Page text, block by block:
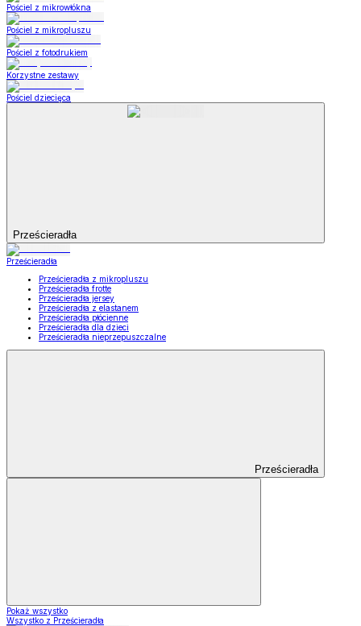
Pościel z mikrowłókna
Pościel z mikropluszu
Pościel z fotodrukiem
Korzystne zestawy
Pościel dziecięca
Prześcieradła
Prześcieradła
Prześcieradła z mikropluszu
Prześcieradła frotte
Prześcieradła jersey
Prześcieradła z elastanem
Prześcieradła płócienne
Prześcieradła dla dzieci
Prześcieradła nieprzepuszczalne
Prześcieradła
Pokaż wszystko
Wszystko z Prześcieradła